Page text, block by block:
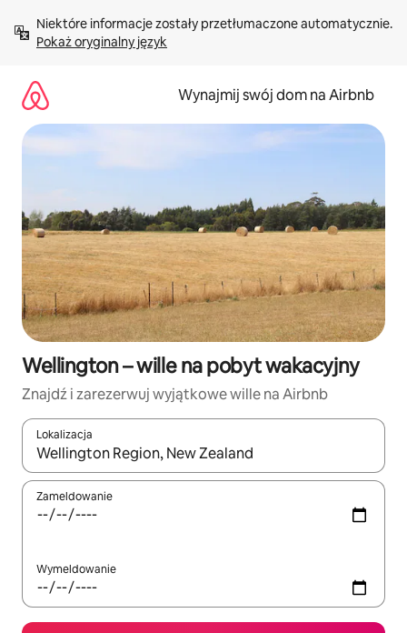
treści Pokaż oryginalny język
Wynajmij swój dom na Airbnb
Wellington – wille na pobyt wakacyjny
Znajdź i zarezerwuj wyjątkowe wille na Airbnb
Lokalizacja
Gdy wyniki będą dostępne, możesz poruszać się po nich za
Zameldowanie
Wymeldowanie